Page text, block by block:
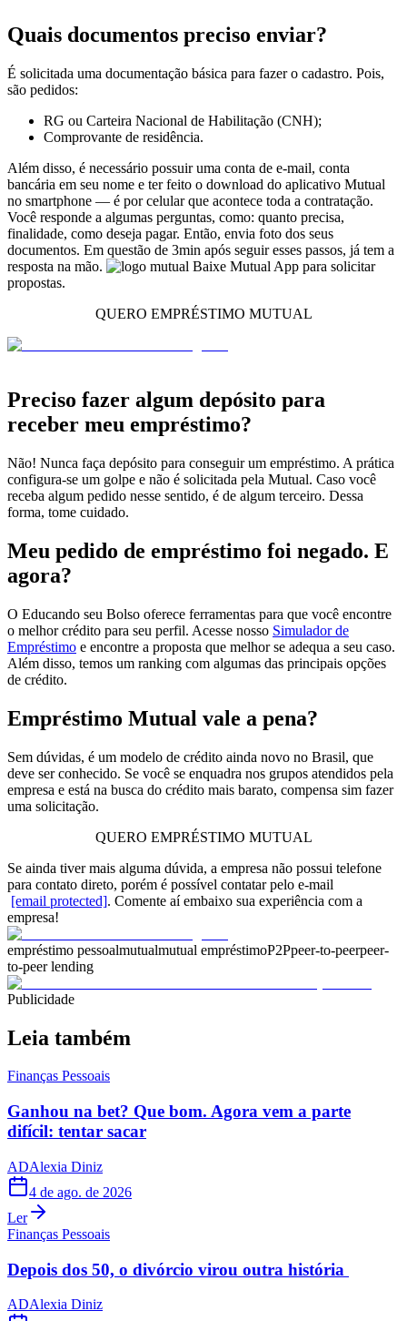
Quais documentos preciso enviar?
É solicitada uma documentação básica para fazer o cadastro. Pois,
são pedidos:
RG ou Carteira Nacional de Habilitação (CNH);
Comprovante de residência.
Além disso, é necessário possuir uma conta de e-mail, conta
bancária em seu nome e ter feito o download do aplicativo Mutual
no smartphone — é por celular que acontece toda a contratação.
Você responde a algumas perguntas, como: quanto precisa,
finalidade, como deseja pagar. Então, envia foto dos seus
documentos. Em questão de 3min após seguir esses passos, já tem a
resposta na mão.
Baixe Mutual App para solicitar
propostas.
QUERO EMPRÉSTIMO MUTUAL
Preciso fazer algum depósito para
receber meu empréstimo?
Não! Nunca faça depósito para conseguir um empréstimo. A prática
configura-se um golpe e não é solicitada pela Mutual. Caso você
receba algum pedido nesse sentido, é de algum terceiro. Dessa
forma, tome cuidado.
Meu pedido de empréstimo foi negado. E
agora?
O Educando seu Bolso oferece ferramentas para que você encontre
o melhor crédito para seu perfil. Acesse nosso Simulador de
Empréstimo e encontre a proposta que melhor se adequa a seu caso.
Além disso, temos um ranking com algumas das principais opções
de crédito.
Empréstimo Mutual vale a pena?
Sem dúvidas, é um modelo de crédito ainda novo no Brasil, que
deve ser conhecido. Se você se enquadra nos grupos atendidos pela
empresa e está na busca do crédito mais barato, compensa sim fazer
uma solicitação.
QUERO EMPRÉSTIMO MUTUAL
Se ainda tiver mais alguma dúvida, a empresa não possui telefone
para contato direto, porém é possível contatar pelo e-mail
[email protected]. Comente aí embaixo sua experiência com a
empresa!
empréstimo pessoalmutualmutual empréstimoP2Ppeer-to-peerpeer-
to-peer lending
Publicidade
Leia também
Finanças Pessoais
Ganhou na bet? Que bom. Agora vem a parte
difícil: tentar sacar
ADAlexia Diniz
4 de ago. de 2026
Ler
Finanças Pessoais
Depois dos 50, o divórcio virou outra história
ADAlexia Diniz